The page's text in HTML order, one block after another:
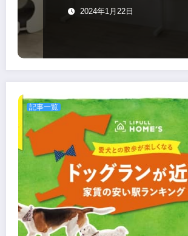
ク2024年1月22日
記事一覧